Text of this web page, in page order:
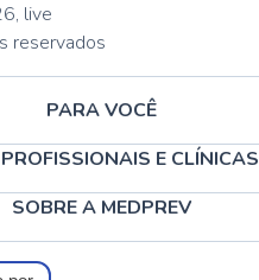
, live
reservados
PARA VOCÊ
E CLÍNICAS
SOBRE A MEDPREV